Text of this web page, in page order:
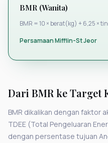
BMR (Wanita)
BMR = 10 × berat(kg) + 6,25 ×
Persamaan Mifflin-St Jeor
Dari BMR ke Target
BMR dikalikan dengan faktor
TDEE (Total Pengeluaran
dengan persentase tujuan